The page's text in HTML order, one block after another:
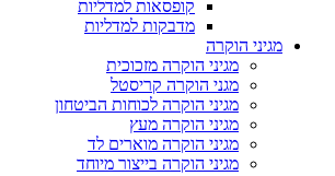
קופסאות למדליות
מדבקות למדליות
מגיני הוקרה
מגיני הוקרה מזכוכית
מגני הוקרה קריסטל
מגיני הוקרה לכוחות הביטחון
מגיני הוקרה מעץ
מגיני הוקרה מוארים לד
מגיני הוקרה בייצור מיוחד